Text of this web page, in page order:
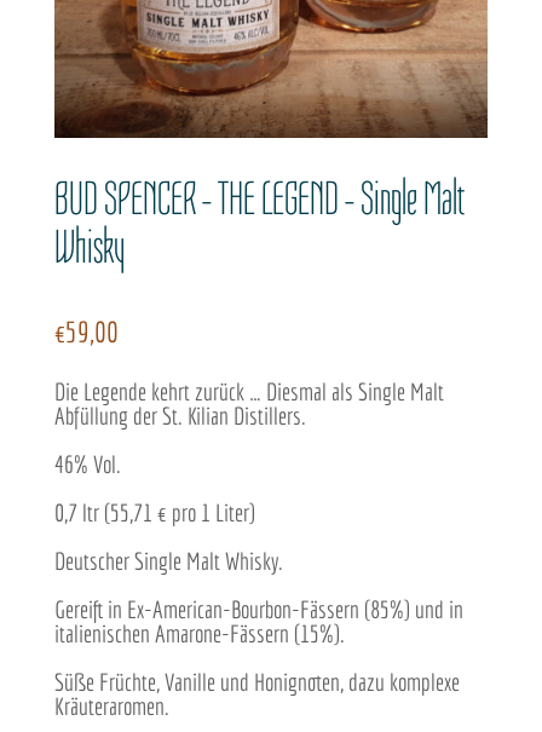
BUD SPENCER – THE LEGEND – Single Malt
Whisky
€59,00
Die Legende kehrt zurück … Diesmal als Single Malt
Abfüllung der St. Kilian Distillers.
46% Vol.
0,7 ltr (55,71 € pro 1 Liter)
Deutscher Single Malt Whisky.
Gereift in Ex-American-Bourbon-Fässern (85%) und in
italienischen Amarone-Fässern (15%).
Süße Früchte, Vanille und Honignoten, dazu komplexe
Kräuteraromen.